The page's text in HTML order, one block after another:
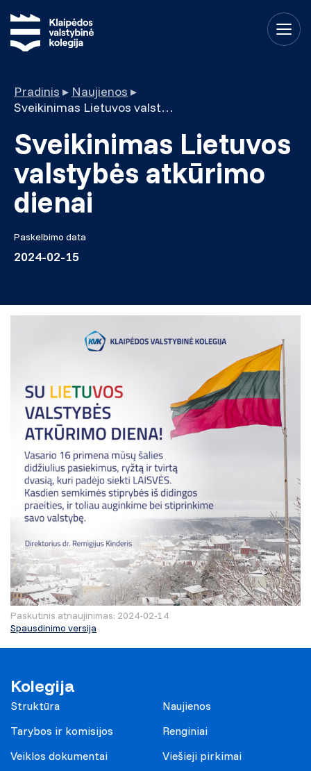
Pradinis ▸ Naujienos ▸
Sveikinimas Lietuvos valstybės atkūrimo dienai
Sveikinimas Lietuvos
valstybės atkūrimo
dienai
Paskelbimo data
2024-02-15
Paskutinis atnaujinimas: 2024-02-14
Spausdinimo versija
Kolegija
Struktūra
Tarybos ir komisijos
Veiklos dokumentai
Naujienos
Renginiai
Viešieji pirkimai